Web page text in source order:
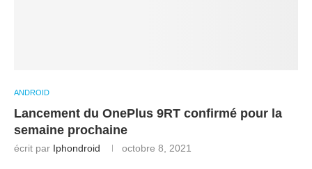
ANDROID
Lancement du OnePlus 9RT confirmé pour la
semaine prochaine
écrit par Iphondroid octobre 8, 2021